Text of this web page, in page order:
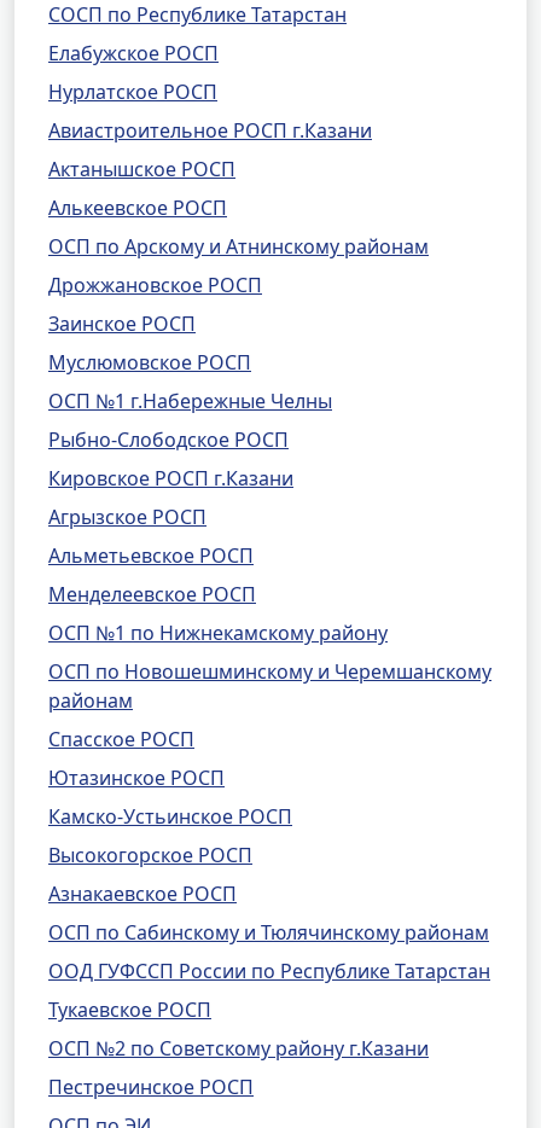
СОСП по Республике Татарстан
Елабужское РОСП
Нурлатское РОСП
Авиастроительное РОСП г.Казани
Актанышское РОСП
Алькеевское РОСП
ОСП по Арскому и Атнинскому районам
Дрожжановское РОСП
Заинское РОСП
Муслюмовское РОСП
ОСП №1 г.Набережные Челны
Рыбно-Слободское РОСП
Кировское РОСП г.Казани
Агрызское РОСП
Альметьевское РОСП
Менделеевское РОСП
ОСП №1 по Нижнекамскому району
ОСП по Новошешминскому и Черемшанскому
районам
Спасское РОСП
Ютазинское РОСП
Камско-Устьинское РОСП
Высокогорское РОСП
Азнакаевское РОСП
ОСП по Сабинскому и Тюлячинскому районам
ООД ГУФССП России по Республике Татарстан
Тукаевское РОСП
ОСП №2 по Советскому району г.Казани
Пестречинское РОСП